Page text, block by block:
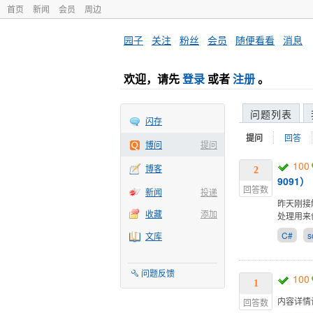
首页 新闻 会员 周边
园子 关注 粉丝 会员 随便看看 消息
欢迎，请先登录 或者注册。
闪存
提问
博问
博客
投递
新闻
添加
收藏
文库
问题反馈
问题列表
提问 回答
2
回答数
100
9091）
昨天刚
处理用
C#
1
回答数
100
内容详情